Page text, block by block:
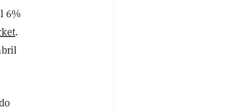
6%
.